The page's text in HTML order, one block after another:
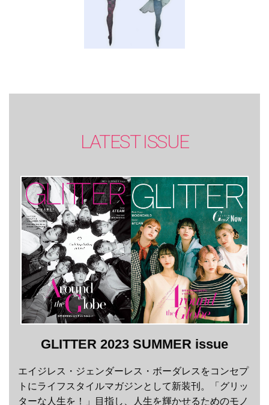
LATEST ISSUE
GLITTER 2023 SUMMER issue
エイジレス・ジェンダーレス・ボーダレスをコンセプ
トにライフスタイルマガジンとして新装刊。「グリッ
ターな人生を！」目指し、人生を輝かせるためのモノ